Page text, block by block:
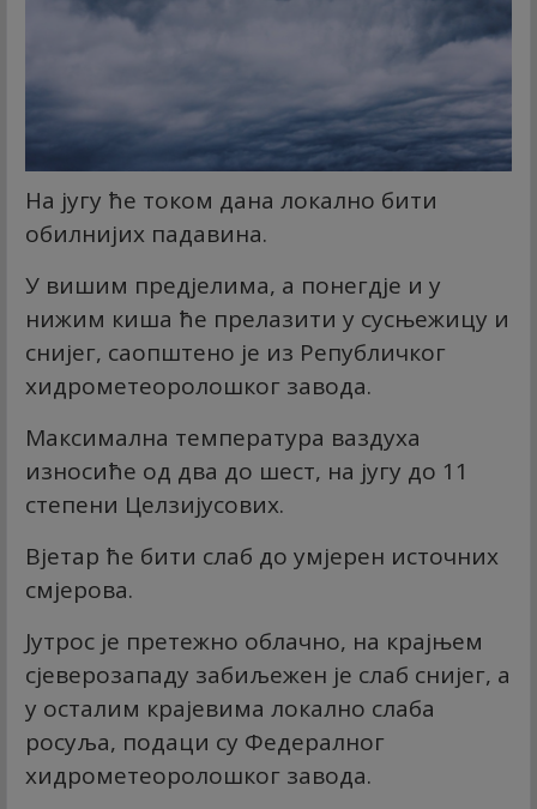
На југу ће током дана локално бити
обилнијих падавина.
У вишим предјелима, а понегдје и у
нижим киша ће прелазити у сусњежицу и
снијег, саопштено је из Републичког
хидрометеоролошког завода.
Максимална температура ваздуха
износиће од два до шест, на југу до 11
степени Целзијусових.
Вјетар ће бити слаб до умјерен источних
смјерова.
Јутрос је претежно облачно, на крајњем
сјеверозападу забиљежен је слаб снијег, а
у осталим крајевима локално слаба
росуља, подаци су Федералног
хидрометеоролошког завода.